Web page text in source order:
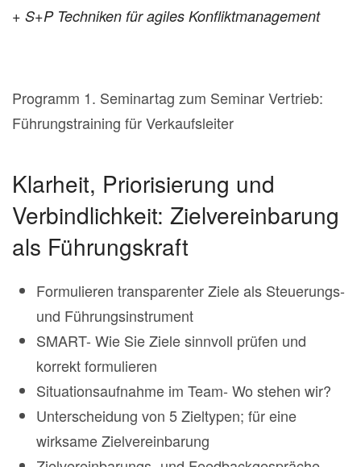
+ S+P Techniken für agiles Konfliktmanagement
Programm 1. Seminartag zum Seminar Vertrieb:
Führungstraining für Verkaufsleiter
Klarheit, Priorisierung und
Verbindlichkeit: Zielvereinbarung
als Führungskraft
Formulieren transparenter Ziele als Steuerungs-
und Führungsinstrument
SMART- Wie Sie Ziele sinnvoll prüfen und
korrekt formulieren
Situationsaufnahme im Team- Wo stehen wir?
Unterscheidung von 5 Zieltypen; für eine
wirksame Zielvereinbarung